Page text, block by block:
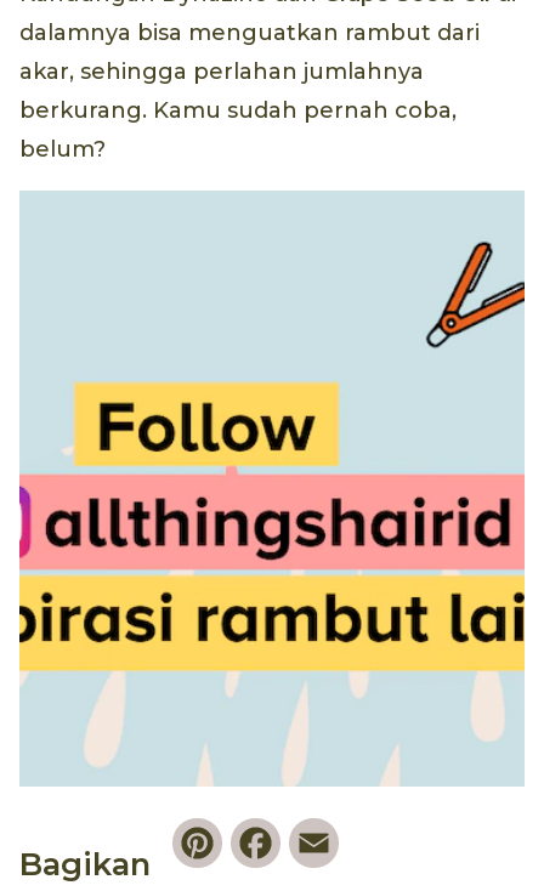
dalamnya bisa menguatkan rambut dari
akar, sehingga perlahan jumlahnya
berkurang. Kamu sudah pernah coba,
belum?
Bagikan
PinterestFacebook